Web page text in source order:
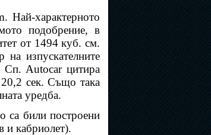
Най-характерното
подобрение, в
от 1494 куб. см.
изпускателните
Сп. Autocar цитира
сек. Също така
уредба.
са били построени
и кабриолет).